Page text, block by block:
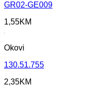
GR02-GE009
1,55KM
Okovi
130.51.755
2,35KM